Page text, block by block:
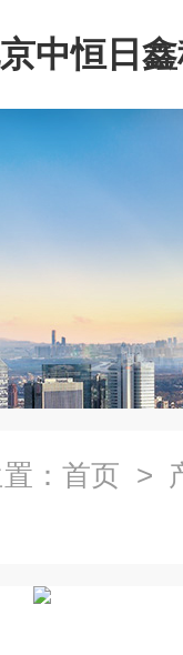
中恒日
： 首页 >